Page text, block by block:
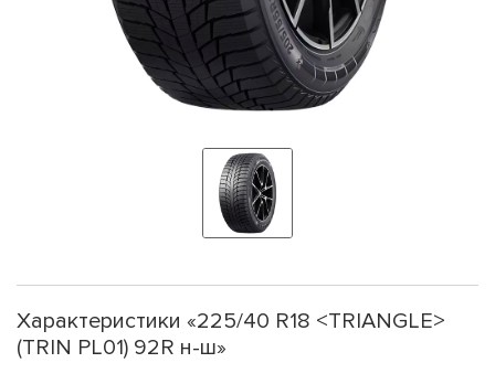
Характеристики «225/40 R18 <TRIANGLE>
(TRIN PL01) 92R н-ш»